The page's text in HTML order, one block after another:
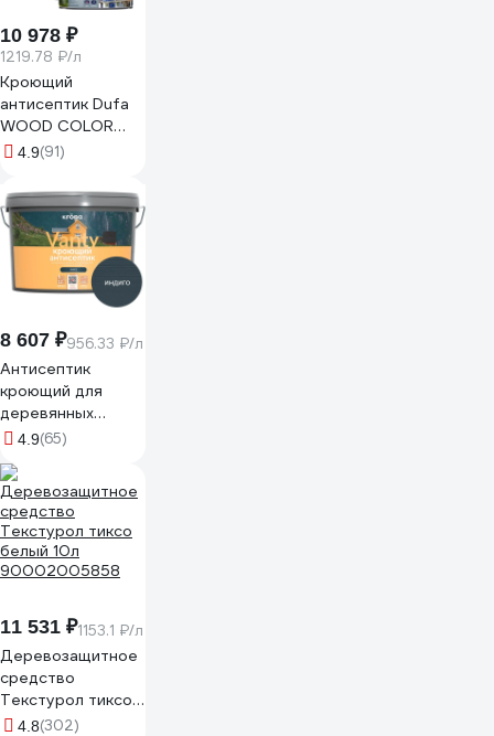
10 978 ₽
1219.78 ₽/л
Кроющий
антисептик Dufa
WOOD COLOR
лунная ночь 9 л
4.9(91)
8 607 ₽956.33 ₽/л
Антисептик
кроющий для
деревянных
фасадов KRONA
66320711
4.9(65)
11 531 ₽1153.1 ₽/л
Деревозащитное
средство
Текстурол тиксо
белый 10л
4.8(302)